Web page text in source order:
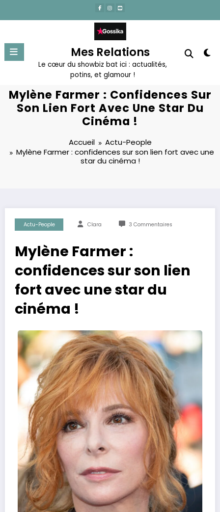
contenu
Mes Relations
Le cœur du showbiz bat ici : actualités,
potins, et glamour !
Mylène Farmer : Confidences Sur
Son Lien Fort Avec Une Star Du
Cinéma !
Accueil
Actu-People
Mylène Farmer : confidences sur son lien fort avec une
star du cinéma !
Actu-People Clara 3 Commentaires
Mylène Farmer :
confidences sur son lien
fort avec une star du
cinéma !